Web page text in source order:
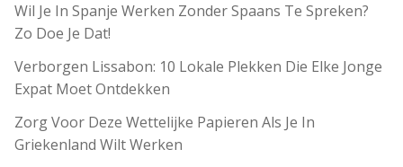
Wil Je In Spanje Werken Zonder Spaans Te Spreken?
Zo Doe Je Dat!
Verborgen Lissabon: 10 Lokale Plekken Die Elke Jonge
Expat Moet Ontdekken
Zorg Voor Deze Wettelijke Papieren Als Je In
Griekenland Wilt Werken